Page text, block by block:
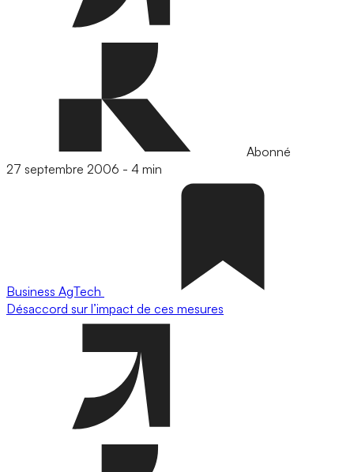
Abonné
27 septembre 2006 - 4 min
Business AgTech
Désaccord sur l’impact de ces mesures